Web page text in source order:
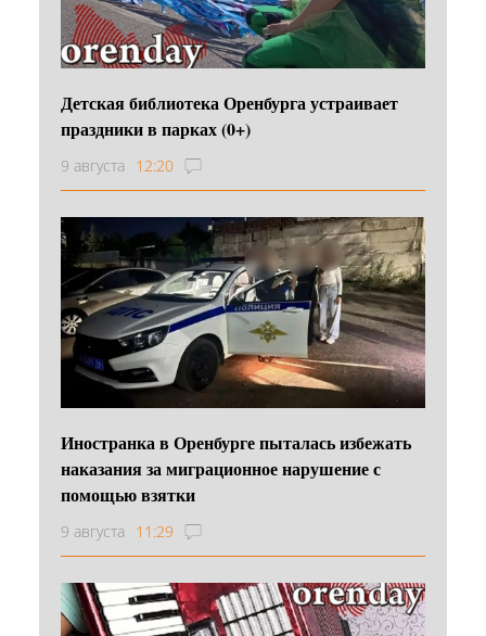
Детская библиотека Оренбурга устраивает
праздники в парках (0+)
9 августа 12:20
Иностранка в Оренбурге пыталась избежать
наказания за миграционное нарушение с
помощью взятки
9 августа 11:29